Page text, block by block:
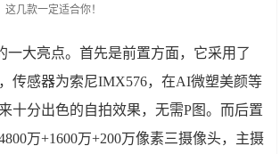
一大亮点。首先是前置方面，它采用了
传感器为索尼IMX576，在AI微塑美颜等
十分出色的自拍效果，无需P图。而后置
万+1600万+200万像素三摄像头，主摄